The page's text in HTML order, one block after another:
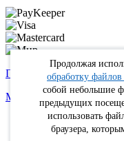
Политика в отношении
Max
WhatsApp Telegram
Продолжая
обработку
собой небольшие
предыдущих
использовать
браузера,
Online